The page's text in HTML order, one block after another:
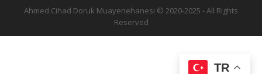
Ahmed Cihad Doruk Muayenehanesi © 2020-2025 - All Rights
Reserved
TR